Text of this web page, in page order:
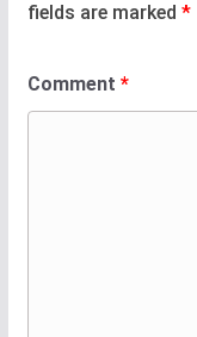
fields are marked *
Comment *